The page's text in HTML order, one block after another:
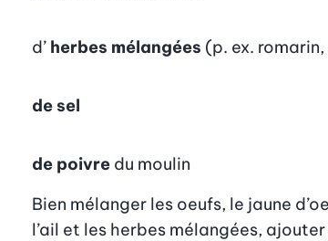
d’ herbes mélangées (p. ex.
de sel
de poivre du moulin
Bien mélanger les oeufs, le jaune
l’ail et les herbes mélangées,